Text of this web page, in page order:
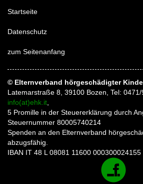
Startseite
Datenschutz
zum Seitenanfang
© Elternverband hörgeschädigter
Latemarstraße 8, 39100 Bozen, Tel:
info(at)ehk.it
5 Promille in der Steuererklärung durch
Steuernummer 80005740214
Spenden an den Elternverband
abzugsfähig.
IBAN IT 48 L 08081 11600 000300024155